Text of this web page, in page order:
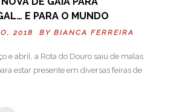
E PARA O MUNDO
2018 BY BIANCA FERREIRA
e abril, a Rota do Douro saiu de malas
estar presente em diversas feiras de